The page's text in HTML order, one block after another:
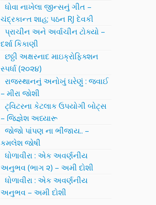
ધોવા નાખેલા જીન્સનું ગીત –
ચંદ્રકાન્ત શાહ; પઠન RJ દેવકી
પ્રાચીન અને અર્વાચીન ટોક્યો –
દર્શા કિકાણી
છઠ્ઠી અક્ષરનાદ માઇક્રોફિક્શન
સ્પર્ધા (૨૦૨૪)
રાજસ્થાનનું અનોખું ઘરેણું : જવાઈ
– મીરા જોશી
ટ્વિટરના કેટલાક ઉપયોગી બોટ્સ
– જિજ્ઞેશ અધ્યારૂ
જોજો પાંપણ ના ભીંજાય.. –
કમલેશ જોષી
ધોળાવીરા : એક અવર્ણનીય
અનુભવ (ભાગ ૨) – અમી દોશી
ધોળાવીરા : એક અવર્ણનીય
અનુભવ – અમી દોશી